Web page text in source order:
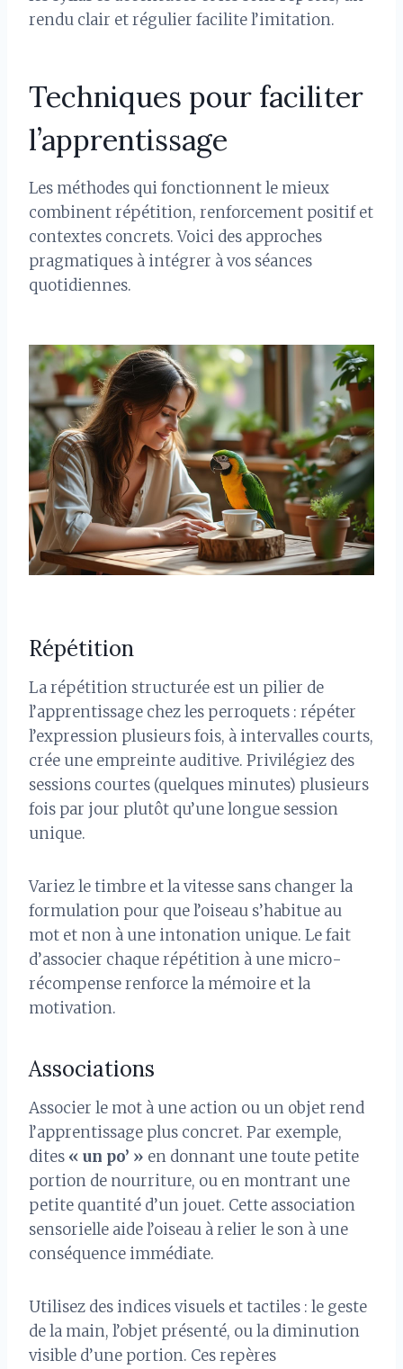
rendu clair et régulier facilite l’imitation.
Techniques pour faciliter
l’apprentissage
Les méthodes qui fonctionnent le mieux
combinent répétition, renforcement positif et
contextes concrets. Voici des approches
pragmatiques à intégrer à vos séances
quotidiennes.
Répétition
La répétition structurée est un pilier de
l’apprentissage chez les perroquets : répéter
l’expression plusieurs fois, à intervalles courts,
crée une empreinte auditive. Privilégiez des
sessions courtes (quelques minutes) plusieurs
fois par jour plutôt qu’une longue session
unique.
Variez le timbre et la vitesse sans changer la
formulation pour que l’oiseau s’habitue au
mot et non à une intonation unique. Le fait
d’associer chaque répétition à une micro-
récompense renforce la mémoire et la
motivation.
Associations
Associer le mot à une action ou un objet rend
l’apprentissage plus concret. Par exemple,
dites « un po’ » en donnant une toute petite
portion de nourriture, ou en montrant une
petite quantité d’un jouet. Cette association
sensorielle aide l’oiseau à relier le son à une
conséquence immédiate.
Utilisez des indices visuels et tactiles : le geste
de la main, l’objet présenté, ou la diminution
visible d’une portion. Ces repères